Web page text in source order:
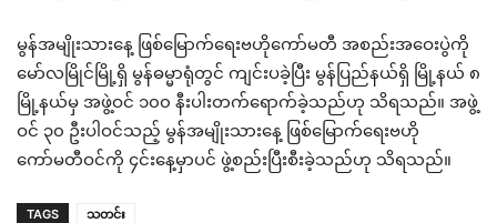
မွန်အမျိုးသားနေ့ ဖြစ်မြောက်ရေးဗဟိုကော်မတီ အစည်းအဝေးပွဲကို
မော်လမြိုင်မြို့ရှိ မွန်ဓမ္မာရုံတွင် ကျင်းပခဲ့ပြီး မွန်ပြည်နယ်ရှိ မြို့နယ် ၈
မြို့နယ်မှ အဖွဲ့ဝင် ၁၀၀ နီးပါးတက်ရောက်ခဲ့သည်ဟု သိရသည်။ အဖွဲ့
ဝင် ၃၀ ဦးပါဝင်သည့် မွန်အမျိုးသားနေ့ ဖြစ်မြောက်ရေးဗဟို
ကော်မတီဝင်ကို ၄င်းနေ့မှာပင် ဖွဲ့စည်းပြီးစီးခဲ့သည်ဟု သိရသည်။
TAGS သတင်း